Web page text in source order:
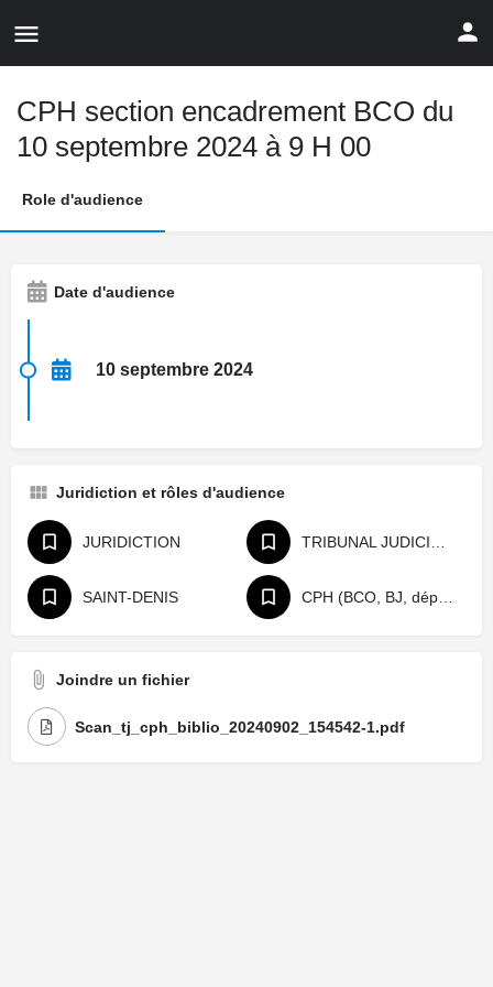
CPH section encadrement BCO du
10 septembre 2024 à 9 H 00
Role d'audience
Date d'audience
10 septembre 2024
Juridiction et rôles d'audience
JURIDICTION
SAINT-DENIS
Joindre un fichier
Scan_tj_cph_biblio_20240902_154542-1.pdf